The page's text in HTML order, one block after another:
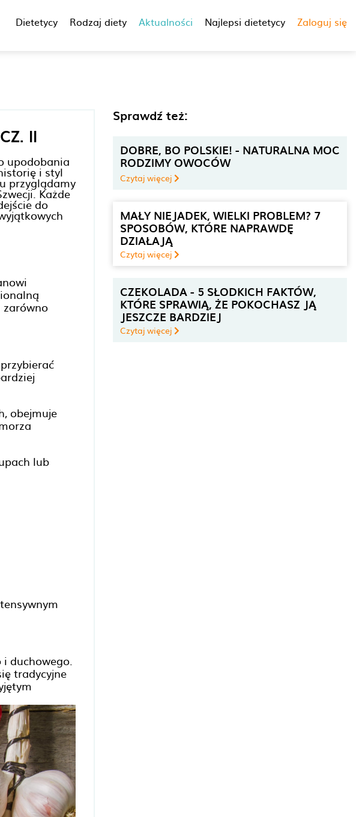
Dietetycy Rodzaj diety Aktualności Najlepsi dietetycy Zaloguj się
II
upodobania
i styl
przyglądamy
Każde
do
zarówno
obejmuje
lub
i duchowego.
tradycyjne
Sprawdź też:
DOBRE, BO POLSKIE! - NATURALNA MOC
RODZIMY OWOCÓW
Czytaj więcej
MAŁY NIEJADEK, WIELKI PROBLEM? 7
SPOSOBÓW, KTÓRE NAPRAWDĘ
DZIAŁAJĄ
Czytaj więcej
CZEKOLADA - 5 SŁODKICH FAKTÓW,
KTÓRE SPRAWIĄ, ŻE POKOCHASZ JĄ
JESZCZE BARDZIEJ
Czytaj więcej